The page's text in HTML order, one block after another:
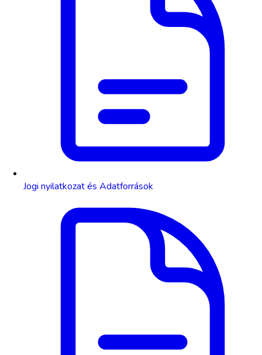
Jogi nyilatkozat és Adatforrások